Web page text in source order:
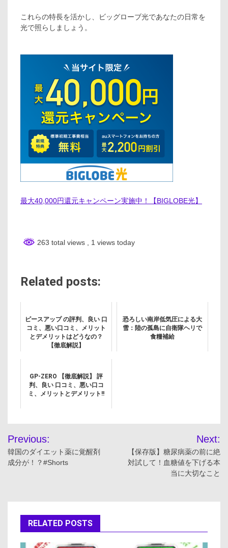
これらの特長を活かし、ビッグローブ光であなたの日常を
光で照らしましょう。
最大40,000円還元キャンペーン実施中！【BIGLOBE光】
263 total views , 1 views today
Related posts:
ピースアップ の評判、良い 口
コミ、悪い口コミ、メリット
とデメリットはどうなの？
【徹底解説】
恐ろしい南岸低気圧による大
雪：陸の孤島に自衛隊ヘリで
食糧補給
GP-ZERO 【徹底解説】 評
判、良い 口コミ、悪い口コ
ミ、メリットとデメリット!!
投
稿
ゲ
ー
Previous:
韓国のダイエット薬に覚醒剤
成分が！？#Shorts
Next:
【保存版】糖尿病薬の前に絶
対試して！血糖値を下げる本
当に大切なこと
RELATED POSTS